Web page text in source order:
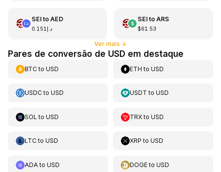
SEIto AED
د.إ0.151
SEIto ARS
$61.53
Ver mais ↓
Pares de conversão de USD em destaque
BTCto USD ETH toUSD
USDCto USD USDT toUSD
SOL to USD TRXtoUSD
LTCto USD XRP toUSD
ADA to USD DOGEtoUSD